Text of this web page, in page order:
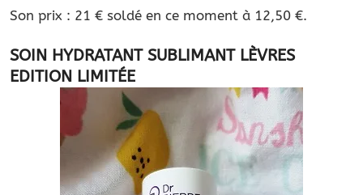
Son prix : 21 € soldé en ce moment à 12,50 €.
SOIN HYDRATANT SUBLIMANT LÈVRES
EDITION LIMITÉE